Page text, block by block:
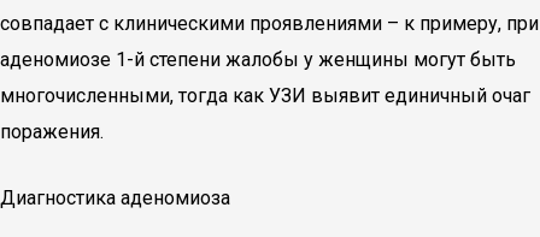
совпадает с клиническими проявлениями – к примеру, при
аденомиозе 1-й степени жалобы у женщины могут быть
многочисленными, тогда как УЗИ выявит единичный очаг
поражения.
Диагностика аденомиоза